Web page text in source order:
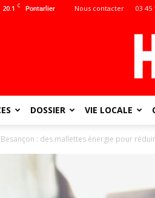
20.1 C Pontarlier Nous contacter 03 45
DOSSIER VIE LOCALE
: des mallettes énergie pour